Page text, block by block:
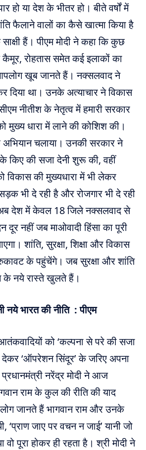
हो या देश के भीतर हो। बीते वर्षों में
फैलाने वालों का कैसे खात्मा किया है
हैं। पीएम मोदी ने कहा कि कुछ
रोहतास समेत कई इलाकों का
खूब जानते हैं। नक्सलवाद ने
दिया था। उनके अत्याचार ने विकास
नीतीश के नेतृत्व में हमारी सरकार
मुख्य धारा में लाने की कोशिश की।
चलाया। उनकी सरकार ने
किए की सजा देनी शुरू की, वहीं
विकास की मुख्यधारा में भी लेकर
भी दे रही है और रोजगार भी दे रही
देश में केवल 18 जिले नक्सलवाद से
दूर नहीं जब माओवादी हिंसा का पूरी
शांति, सुरक्षा, शिक्षा और विकास
के पहुंचेंगे। जब सुरक्षा और शांति
के नये रास्ते खुलते हैं।
नये भारत की नीति : पीएम
को ‘कल्पना से परे की सजा
देकर ‘ऑपरेशन सिंदूर’ के जरिए अपना
प्रधानमंत्री नरेंद्र मोदी ने आज
राम के कुल की रीति की याद
जानते हैं भागवान राम और उनके
‘प्राण जाए पर वचन न जाई’ यानी जो
वो पूरा होकर ही रहता है। श्री मोदी ने